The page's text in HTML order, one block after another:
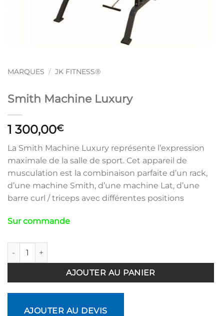
MARQUES / JK FITNESS®
Smith Machine Luxury
1 300,00€
La Smith Machine Luxury représente l’expression
maximale de la salle de sport. Cet appareil de
musculation est la combinaison parfaite d’un rack,
d’une machine Smith, d’une machine Lat, d’une
barre curl / triceps avec différentes positions
Sur commande
quantité de Smith Machine Luxury
AJOUTER AU PANIER
AJOUTER AU DEVIS